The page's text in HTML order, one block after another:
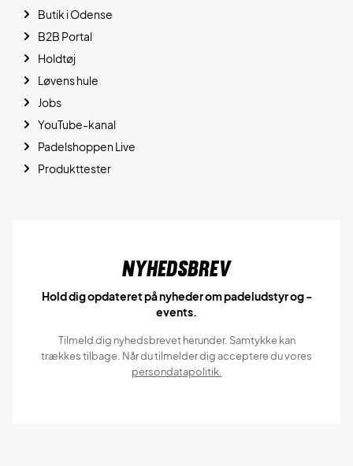
Butik i Odense
B2B Portal
Holdtøj
Løvens hule
Jobs
YouTube-kanal
Padelshoppen Live
Produkttester
Nyhedsbrev
Hold dig opdateret på nyheder om padeludstyr og -
events.
Tilmeld dig nyhedsbrevet herunder. Samtykke kan
trækkes tilbage. Når du tilmelder dig acceptere du vores
persondatapolitik.